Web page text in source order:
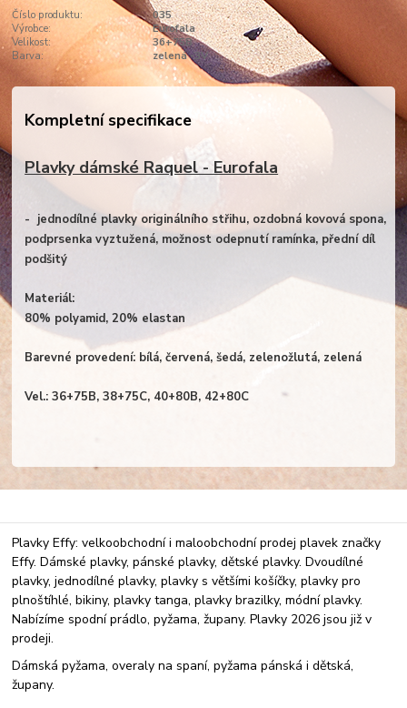
Číslo produktu:
035
Výrobce:
Eurofala
Velikost:
36+75B
Barva:
zelená -3V
Kompletní specifikace
Plavky dámské Raquel - Eurofala
- jednodílné plavky originálního střihu, ozdobná kovová spona,
podprsenka vyztužená, možnost odepnutí ramínka, přední díl
podšitý
Materiál:
80% polyamid, 20% elastan
Barevné provedení: bílá, červená, šedá, zelenožlutá, zelená
Vel.: 36+75B, 38+75C, 40+80B, 42+80C
Plavky Effy: velkoobchodní i maloobchodní prodej plavek značky
Effy. Dámské plavky, pánské plavky, dětské plavky. Dvoudílné
plavky, jednodílné plavky, plavky s většími košíčky, plavky pro
plnoštíhlé, bikiny, plavky tanga, plavky brazilky, módní plavky.
Nabízíme spodní prádlo, pyžama, župany. Plavky 2026 jsou již v
prodeji.
Dámská pyžama, overaly na spaní, pyžama pánská i dětská,
župany.